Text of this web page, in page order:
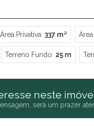
Área Privativa: 337 m²
Terreno Fundo: 25 m
neste
será um prazer